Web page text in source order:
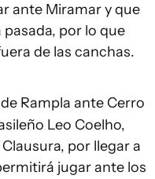
ante Miramar y que
por lo que
de las canchas.
Rampla ante Cerro
Leo Coelho,
por llegar a
jugar ante los